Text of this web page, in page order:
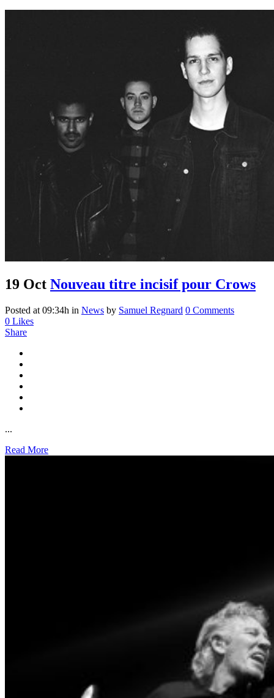
19 Oct Nouveau titre incisif pour Crows
Posted at 09:34h in News by Samuel Regnard 0 Comments
0 Likes
Share
...
Read More